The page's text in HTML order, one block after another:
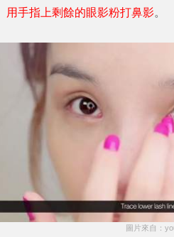
用手指上剩餘的眼影粉打鼻影。
圖片來自：